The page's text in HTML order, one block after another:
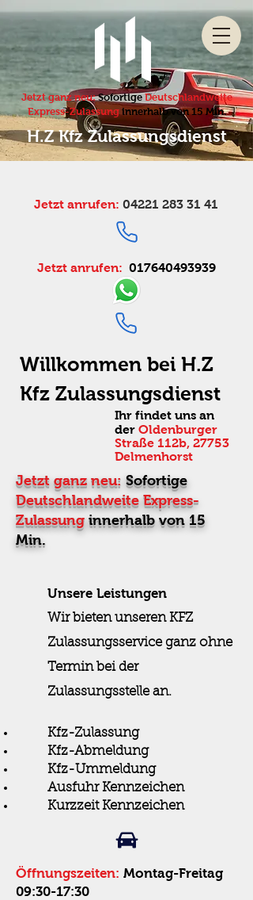
Jetzt ganz neu: SofortigeDeutschlandweite
Express-Zulassung innerhalb von 15 Min.
H.Z Kfz Zulassungsdienst
Jetzt anrufen: 04221 283 31 41
Jetzt anrufen: 017640493939
Willkommen bei H.Z
Kfz Zulassungsdienst
Ihr findet uns an
der Oldenburger
Straße 112b, 27753
Delmenhorst
Jetzt ganz neu: Sofortige
Deutschlandweite Express-
Zulassung innerhalb von 15
Min.
Unsere Leistungen
Wir bieten unseren KFZ
Zulassungsservice ganz ohne
Termin bei der
Zulassungsstelle an.
Kfz-Zulassung
Kfz-Abmeldung
Kfz-Ummeldung
AusfuhrKennzeichen
Kurzzeit Kennzeichen
Öffnungszeiten: Montag-Freitag
09:30-17:30